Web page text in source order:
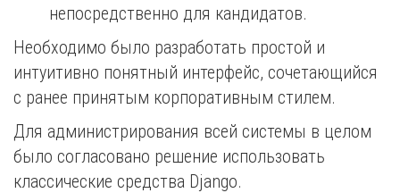
непосредственно для кандидатов.
Необходимо было разработать простой и
интуитивно понятный интерфейс, сочетающийся
с ранее принятым корпоративным стилем.
Для администрирования всей системы в целом
было согласовано решение использовать
классические средства Django.